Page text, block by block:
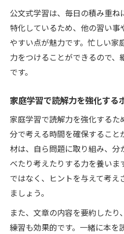
公文式学習は、毎日の積み重
特化しているため、他の習い事
やすい点が魅力です。忙しい家
力をつけることができるので、
です。
家庭学習で読解力を強化する
家庭学習で読解力を強化するた
分で考える時間を確保すること
材は、自ら問題に取り組み、分
べたり考えたりする力を養いま
ではなく、ヒントを与えて考え
ましょう。
また、文章の内容を要約したり
練習も効果的です。一緒に本を